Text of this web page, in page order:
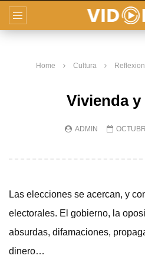
Home Cultura
Vivienda
ADMIN
Las elecciones se acercan, y
electorales. El gobierno, la
absurdas, difamaciones,
dinero…